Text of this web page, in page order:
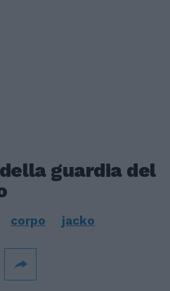
guardia del
corpo jacko